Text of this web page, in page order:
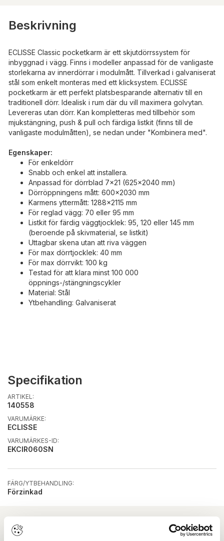
Beskrivning
ECLISSE Classic pocketkarm är ett skjutdörrssystem för
inbyggnad i vägg. Finns i modeller anpassad för de vanligaste
storlekarna av innerdörrar i modulmått. Tillverkad i galvaniserat
stål som enkelt monteras med ett klicksystem. ECLISSE
pocketkarm är ett perfekt platsbesparande alternativ till en
traditionell dörr. Idealisk i rum där du vill maximera golvytan.
Levereras utan dörr. Kan kompletteras med tillbehör som
mjukstängning, push & pull och färdiga listkit (finns till de
vanligaste modulmåtten), se nedan under "Kombinera med".
Egenskaper:
För enkeldörr
Snabb och enkel att installera.
Anpassad för dörrblad 7x21 (625x2040 mm)
Dörröppningens mått: 600x2030 mm
Karmens yttermått: 1288x2115 mm
För reglad vägg: 70 eller 95 mm
Listkit för färdig väggtjocklek: 95, 120 eller 145 mm
(beroende på skivmaterial, se listkit)
Uttagbar skena utan att riva väggen
För max dörrtjocklek: 40 mm
För max dörrvikt: 100 kg
Testad för att klara minst 100 000
öppnings-/stängningscykler
Material: Stål
Ytbehandling: Galvaniserat
Specifikation
ARTIKEL:
140558
VARUMÄRKE:
ECLISSE
VARUMÄRKES-ID:
EKCIR060SN
FÄRG/YTBEHANDLING:
Förzinkad